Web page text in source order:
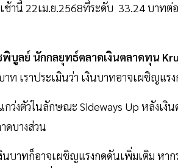
ช้านี้ 22เม.ย.2568ที่ระดับ 33.24 บาท
ลย์ นักกลยุทธ์ตลาดเงินตลาดทุน
าท เราประเมินว่า เงินบาทอาจเผชิญแ
ว่งตัวในลักษณะ Sideways Up หลังเงิ
ดบางส่วน
นบาทก็อาจเผชิญแรงกดดันเพิ่มเติม หา